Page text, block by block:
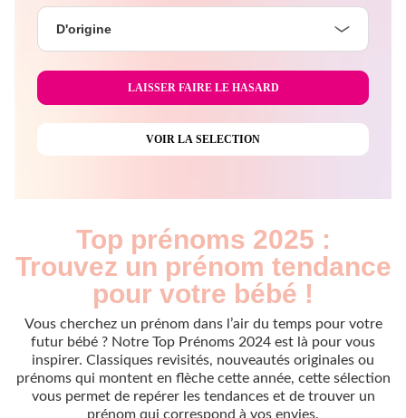
D'origine
Top prénoms 2025 :
Trouvez un prénom tendance
pour votre bébé !
Vous cherchez un prénom dans l’air du temps pour votre
futur bébé ? Notre Top Prénoms 2024 est là pour vous
inspirer. Classiques revisités, nouveautés originales ou
prénoms qui montent en flèche cette année, cette sélection
vous permet de repérer les tendances et de trouver un
prénom qui correspond à vos envies.